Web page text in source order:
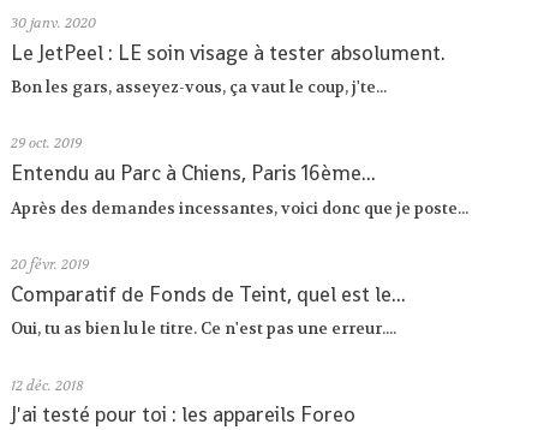
30 janv. 2020
Le JetPeel : LE soin visage à tester absolument.
Bon les gars, asseyez-vous, ça vaut le coup, j'te...
29 oct. 2019
Entendu au Parc à Chiens, Paris 16ème...
Après des demandes incessantes, voici donc que je poste...
20 févr. 2019
Comparatif de Fonds de Teint, quel est le...
Oui, tu as bien lu le titre. Ce n'est pas une erreur....
12 déc. 2018
J'ai testé pour toi : les appareils Foreo